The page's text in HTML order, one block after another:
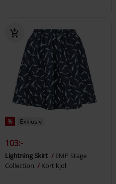
% Exklusiv
103:-
Lightning Skirt
EMP Stage
Collection
Kort kjol